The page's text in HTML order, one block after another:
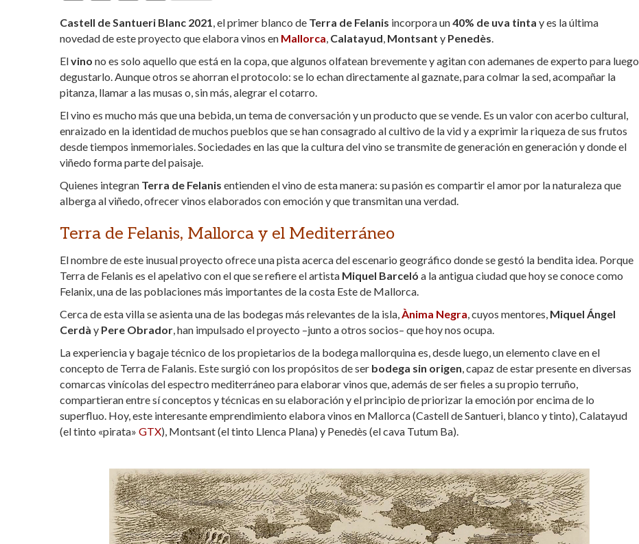
at
s
A
p
p
e
b
o
o
k
itt
er
m
p
ar
ti
r
Castell de Santueri Blanc 2021 , el primer blanco de Terra de Felanis incorpora un40% de uva tinta y es la última
novedad de este proyecto que elabora vinos en Mallorca Calatayud Montsant y Penedès
Elvino no es solo aquello que está en la copa, que algunos olfatean brevemente y agitan con ademanes de experto para luego
degustarlo. Aunque otros se ahorran el protocolo: se lo echan directamente al gaznate, para colmar la sed, acompañar la
pitanza, llamar a las musas o, sin más, alegrar el cotarro.
El vino es mucho más que una bebida, un tema de conversación y un producto que se vende. Es un valor con acerbo cultural,
enraizado en la identidad de muchos pueblos que se han consagrado al cultivo de la vid y a exprimir la riqueza de sus frutos
desde tiempos inmemoriales. Sociedades en las que la cultura del vino se transmite de generación en generación y donde el
viñedo forma parte del paisaje.
Quienes integran Terra de Felanis entienden el vino de esta manera: su pasión es compartir el amor por la naturaleza que
alberga al viñedo, ofrecer vinos elaborados con emoción y que transmitan una verdad.
Terra de Felanis, Mallorca y el Mediterráneo
El nombre de este inusual proyecto ofrece una pista acerca del escenario geográfico donde se gestó la bendita idea. Porque
Terra de Felanis es el apelativo con el que se refiere el artista Miquel Barceló a la antigua ciudad que hoy se conoce como
Felanix, una de las poblaciones más importantes de la costa Este de Mallorca.
Cerca de esta villa se asienta una de las bodegas más relevantes de la isla, Ànima Negra , cuyos mentores, Miquel Ángel
Cerdà y Pere Obrador , han impulsado el proyecto –junto a otros socios– que hoy nos ocupa.
La experiencia y bagaje técnico de los propietarios de la bodega mallorquina es, desde luego, un elemento clave en el
concepto de Terra de Falanis. Este surgió con los propósitos de ser bodega sin origen , capaz de estar presente en diversas
comarcas vinícolas del espectro mediterráneo para elaborar vinos que, además de ser fieles a su propio terruño,
compartieran entre sí conceptos y técnicas en su elaboración y el principio de priorizar la emoción por encima de lo
superfluo. Hoy, este interesante emprendimiento elabora vinos en Mallorca (Castell de Santueri, blanco y tinto), Calatayud
(el tinto «pirata» GTX), Montsant (el tinto Llenca Plana) y Penedès (el cava Tutum Ba).